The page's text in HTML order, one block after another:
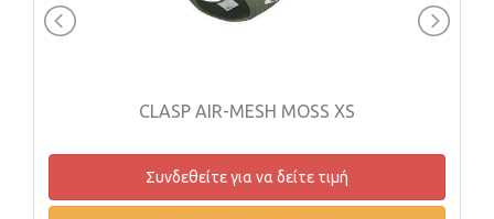
CLASP AIR-MESH MOSS XS
Συνδεθείτε για να δείτε τιμή